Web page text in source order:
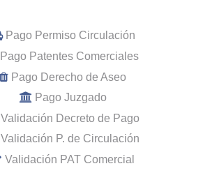
Pago Permiso Circulación
Pago Patentes Comerciales
Pago Derecho de Aseo
Pago Juzgado
Validación Decreto de Pago
Validación P. de Circulación
Validación PAT Comercial